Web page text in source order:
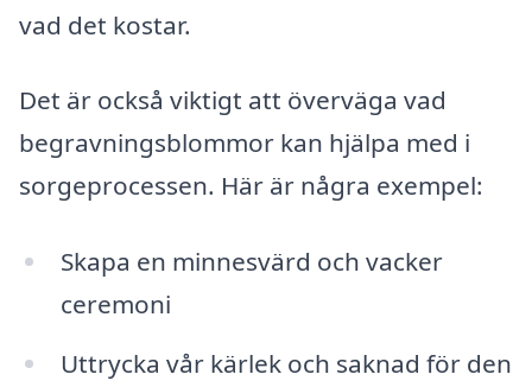
vad det kostar.
Det är också viktigt att överväga vad
begravningsblommor kan hjälpa med i
sorgeprocessen. Här är några exempel:
Skapa en minnesvärd och vacker
ceremoni
Uttrycka vår kärlek och saknad för den